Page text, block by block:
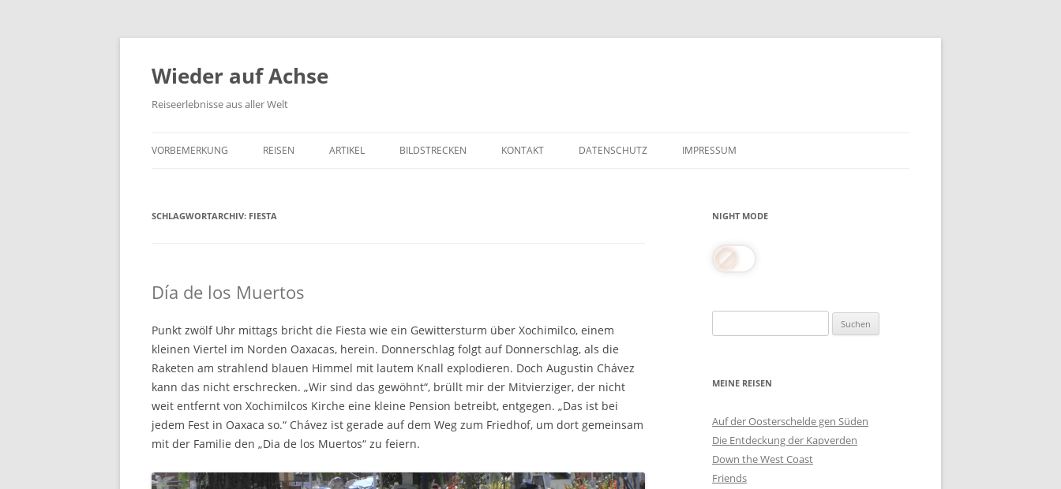
Wieder auf Achse
Reiseerlebnisse aus aller Welt
VORBEMERKUNG REISEN ARTIKEL BILDSTRECKEN KONTAKT DATENSCHUTZ IMPRESSUM
SCHLAGWORTARCHIV: FIESTA
Día de los Muertos
Punkt zwölf Uhr mittags bricht die Fiesta wie ein Gewittersturm über Xochimilco, einem
kleinen Viertel im Norden Oaxacas, herein. Donnerschlag folgt auf Donnerschlag, als die
Raketen am strahlend blauen Himmel mit lautem Knall explodieren. Doch Augustin Chávez
kann das nicht erschrecken. „Wir sind das gewöhnt“, brüllt mir der Mitvierziger, der nicht
weit entfernt von Xochimilcos Kirche eine kleine Pension betreibt, entgegen. „Das ist bei
jedem Fest in Oaxaca so.“ Chávez ist gerade auf dem Weg zum Friedhof, um dort gemeinsam
mit der Familie den „Dia de los Muertos“ zu feiern.
NIGHT MODE
nach:
MEINE REISEN
Auf der Oosterschelde gen Süden
Die Entdeckung der Kapverden
Down the West Coast
Friends